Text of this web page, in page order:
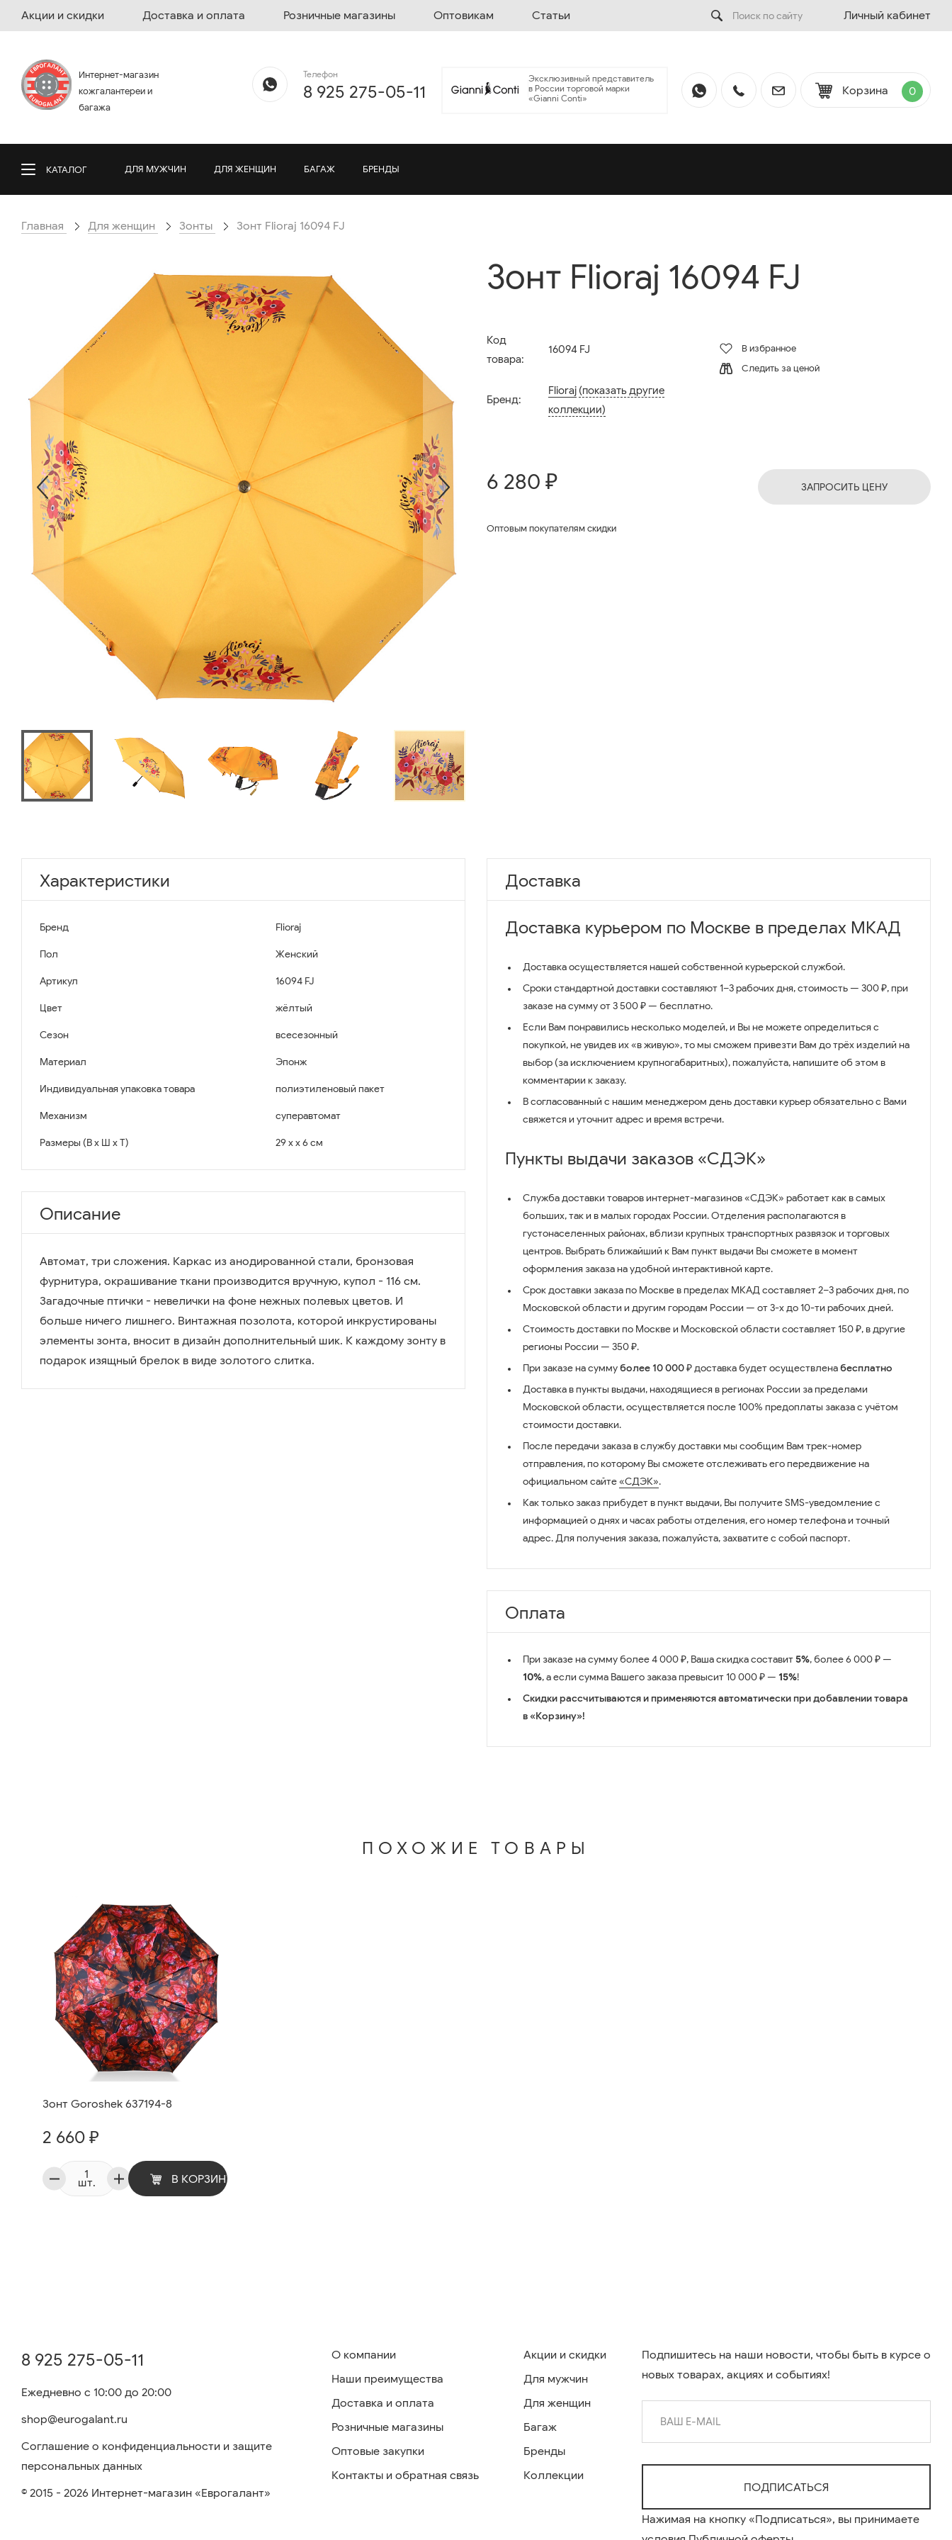
Акции и скидки Доставка и оплата Розничные магазины Оптовикам Статьи Личный кабинет
Интернет-магазин
кожгалантереи и
багажа
Телефон
8 925 275-05-11
Эксклюзивный представитель
в России торговой марки
«Gianni Conti»
Корзина 0
КАТАЛОГ ДЛЯ МУЖЧИН ДЛЯ ЖЕНЩИН БАГАЖ БРЕНДЫ
Главная Для женщин Зонты Зонт Flioraj 16094 FJ
Зонт Flioraj 16094 FJ
Код
товара:
16094 FJ
Бренд:
Flioraj (показать другие
коллекции)
В избранное
Следить за ценой
6 280 ₽
Оптовым покупателям скидки
ЗАПРОСИТЬ ЦЕНУ
Характеристики
Бренд Flioraj
Пол Женский
Артикул 16094 FJ
Цвет жёлтый
Сезон всесезонный
Материал Эпонж
Индивидуальная упаковка товара полиэтиленовый пакет
Механизм суперавтомат
Размеры (В x Ш x Т) 29 x x 6 см
Описание
Автомат, три сложения. Каркас из анодированной стали, бронзовая
фурнитура, окрашивание ткани производится вручную, купол - 116 см.
Загадочные птички - невелички на фоне нежных полевых цветов. И
больше ничего лишнего. Винтажная позолота, которой инкрустированы
элементы зонта, вносит в дизайн дополнительный шик. К каждому зонту в
подарок изящный брелок в виде золотого слитка.
Доставка
Доставка курьером по Москве в пределах МКАД
Доставка осуществляется нашей собственной курьерской службой.
Сроки стандартной доставки составляют 1–3 рабочих дня, стоимость — 300 ₽, при
заказе на сумму от 3 500 ₽ — бесплатно.
Если Вам понравились несколько моделей, и Вы не можете определиться с
покупкой, не увидев их «в живую», то мы сможем привезти Вам до трёх изделий на
выбор (за исключением крупногабаритных), пожалуйста, напишите об этом в
комментарии к заказу.
В согласованный с нашим менеджером день доставки курьер обязательно с Вами
свяжется и уточнит адрес и время встречи.
Пункты выдачи заказов «СДЭК»
Служба доставки товаров интернет-магазинов «СДЭК» работает как в самых
больших, так и в малых городах России. Отделения располагаются в
густонаселенных районах, вблизи крупных транспортных развязок и торговых
центров. Выбрать ближайший к Вам пункт выдачи Вы сможете в момент
оформления заказа на удобной интерактивной карте.
Срок доставки заказа по Москве в пределах МКАД составляет 2–3 рабочих дня, по
Московской области и другим городам России — от 3-х до 10-ти рабочих дней.
Стоимость доставки по Москве и Московской области составляет 150 ₽, в другие
регионы России — 350 ₽.
При заказе на суммуболее 10 000 ₽доставка будет осуществленабесплатно
Доставка в пункты выдачи, находящиеся в регионах России за пределами
Московской области, осуществляется после 100% предоплаты заказа с учётом
стоимости доставки.
После передачи заказа в службу доставки мы сообщим Вам трек-номер
отправления, по которому Вы сможете отслеживать его передвижение на
официальном сайте«СДЭК».
Как только заказ прибудет в пункт выдачи, Вы получите SMS-уведомление с
информацией о днях и часах работы отделения, его номер телефона и точный
адрес. Для получения заказа, пожалуйста, захватите с собой паспорт.
Оплата
При заказе на сумму более 4 000 ₽, Ваша скидка составит5%, более 6 000 ₽ —
10%, а если сумма Вашего заказа превысит 10 000 ₽ — 15%!
Скидки рассчитываются и применяются автоматически при добавлении товара
в «Корзину»!
ПОХОЖИЕ ТОВАРЫ
Зонт Goroshek 637194-8
2 660 ₽
шт. В КОРЗИНУ
8 925 275-05-11
Ежедневно с 10:00 до 20:00
shop@eurogalant.ru
Соглашение о конфиденциальности и защите
персональных данных
© 2015 - 2026 Интернет-магазин «Еврогалант»
О компании
Наши преимущества
Доставка и оплата
Розничные магазины
Оптовые закупки
Контакты и обратная связь
Акции и скидки
Для мужчин
Для женщин
Багаж
Бренды
Коллекции
Подпишитесь на наши новости, чтобы быть в курсе о
новых товарах, акциях и событиях!
Нажимая на кнопку «Подписаться», вы принимаете